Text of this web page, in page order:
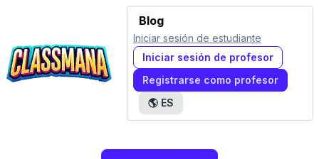
Blog
Iniciar sesión de estudiante
Iniciar sesión de profesor
Registrarse como profesor
🌎 ES